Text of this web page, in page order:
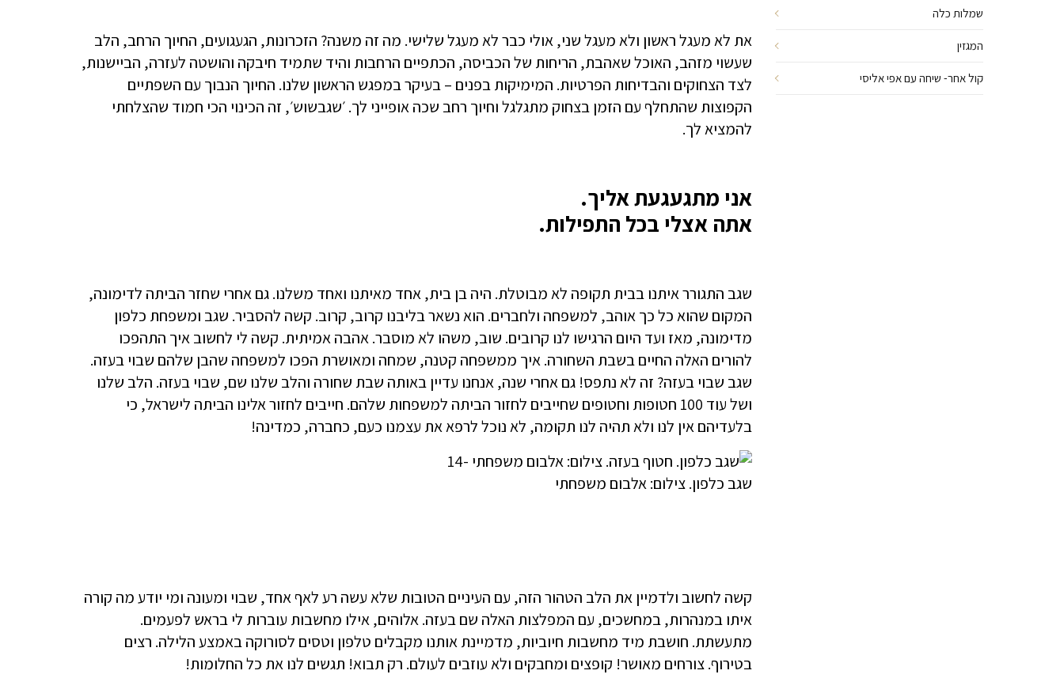
את לא מעגל ראשון ולא מעגל שני, אולי כבר לא מעגל שלישי. מה זה משנה? הזכרונות, הגעגועים, החיוך הרחב, הלב
שעשוי מזהב, האוכל שאהבת, הריחות של הכביסה, הכתפיים הרחבות והיד שתמיד חיבקה והושטה לעזרה, הביישנות,
לצד הצחוקים והבדיחות הפרטיות. המימיקות בפנים – בעיקר במפגש הראשון שלנו. החיוך הנבוך עם השפתיים
הקפוצות שהתחלף עם הזמן בצחוק מתגלגל וחיוך רחב שכה אופייני לך. ׳שגבשוש׳, זה הכינוי הכי חמוד שהצלחתי
להמציא לך.
אני מתגעגעת אליך.
אתה אצלי בכל התפילות.
שגב התגורר איתנו בבית תקופה לא מבוטלת. היה בן בית, אחד מאיתנו ואחד משלנו. גם אחרי שחזר הביתה לדימונה,
המקום שהוא כל כך אוהב, למשפחה ולחברים. הוא נשאר בליבנו קרוב, קרוב. קשה להסביר. שגב ומשפחת כלפון
מדימונה, מאז ועד היום הרגישו לנו קרובים. שוב, משהו לא מוסבר. אהבה אמיתית. קשה לי לחשוב איך התהפכו
להורים האלה החיים בשבת השחורה. איך ממשפחה קטנה, שמחה ומאושרת הפכו למשפחה שהבן שלהם שבוי בעזה.
שגב שבוי בעזה? זה לא נתפס! גם אחרי שנה, אנחנו עדיין באותה שבת שחורה והלב שלנו שם, שבוי בעזה. הלב שלנו
ושל עוד 100 חטופות וחטופים שחייבים לחזור הביתה למשפחות שלהם. חייבים לחזור אלינו הביתה לישראל, כי
בלעדיהם אין לנו ולא תהיה לנו תקומה, לא נוכל לרפא את עצמנו כעם, כחברה, כמדינה!
שגב כלפון. צילום: אלבום משפחתי
קשה לחשוב ולדמיין את הלב הטהור הזה, עם העיניים הטובות שלא עשה רע לאף אחד, שבוי ומעונה ומי יודע מה קורה
איתו במנהרות, במחשכים, עם המפלצות האלה שם בעזה. אלוהים, אילו מחשבות עוברות לי בראש לפעמים.
מתעשתת. חושבת מיד מחשבות חיוביות, מדמיינת אותנו מקבלים טלפון וטסים לסורוקה באמצע הלילה. רצים
בטירוף. צורחים מאושר! קופצים ומחבקים ולא עוזבים לעולם. רק תבוא! תגשים לנו את כל החלומות!
שמלות כלה
המגזין
קול אחר- שיחה עם אפי אליסי